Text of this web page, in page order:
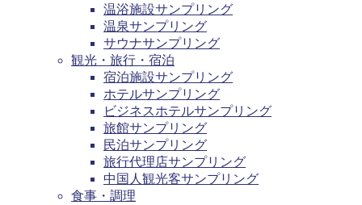
温浴施設サンプリング
温泉サンプリング
サウナサンプリング
観光・旅行・宿泊
宿泊施設サンプリング
ホテルサンプリング
ビジネスホテルサンプリング
旅館サンプリング
民泊サンプリング
旅行代理店サンプリング
中国人観光客サンプリング
食事・調理